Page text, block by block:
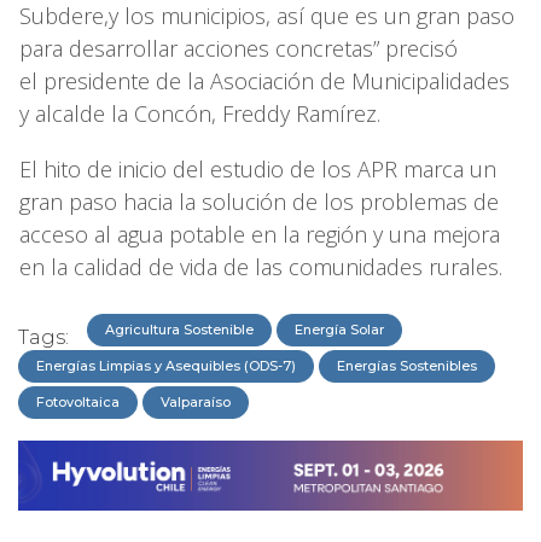
Subdere,y los municipios, así que es un gran paso
para desarrollar acciones concretas” precisó
el presidente de la Asociación de Municipalidades
y alcalde la Concón, Freddy Ramírez.
El hito de inicio del estudio de los APR marca un
gran paso hacia la solución de los problemas de
acceso al agua potable en la región y una mejora
en la calidad de vida de las comunidades rurales.
Tags: Agricultura Sostenible Energía Solar
Energías Limpias y Asequibles (ODS-7) Energías Sostenibles
Fotovoltaica Valparaíso